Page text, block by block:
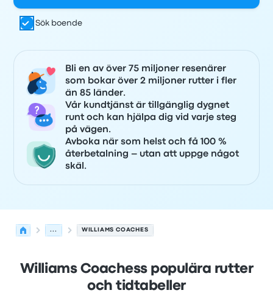
Sök boende
Bli en av över 75 miljoner resenärer
som bokar över 2 miljoner rutter i fler
än 85 länder.
Vår kundtjänst är tillgänglig dygnet
runt och kan hjälpa dig vid varje steg
på vägen.
Avboka när som helst och få 100 %
återbetalning – utan att uppge något
skäl.
... WILLIAMS COACHES
Williams Coachess populära rutter
och tidtabeller